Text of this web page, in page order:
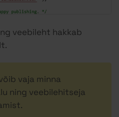
veebileht hakkab
vaja minna
ning veebilehitseja